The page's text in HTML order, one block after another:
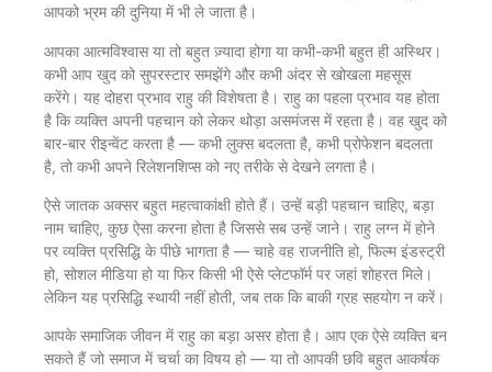
आपको भ्रम की दुनिया में भी ले जाता है।
आपका आत्मविश्वास या तो बहुत ज़्यादा होगा या कभी-कभी बहुत ही अस्थिर।
कभी आप खुद को सुपरस्टार समझेंगे और कभी अंदर से खोखला महसूस
करेंगे। यह दोहरा प्रभाव राहु की विशेषता है। राहु का पहला प्रभाव यह होता
है कि व्यक्ति अपनी पहचान को लेकर थोड़ा असमंजस में रहता है। वह खुद को
बार-बार रीइन्वेंट करता है — कभी लुक्स बदलता है, कभी प्रोफेशन बदलता
है, तो कभी अपने रिलेशनशिप्स को नए तरीके से देखने लगता है।
ऐसे जातक अक्सर बहुत महत्वाकांक्षी होते हैं। उन्हें बड़ी पहचान चाहिए, बड़ा
नाम चाहिए, कुछ ऐसा करना होता है जिससे सब उन्हें जाने। राहु लग्न में होने
पर व्यक्ति प्रसिद्धि के पीछे भागता है — चाहे वह राजनीति हो, फिल्म इंडस्ट्री
हो, सोशल मीडिया हो या फिर किसी भी ऐसे प्लेटफॉर्म पर जहां शोहरत मिले।
लेकिन यह प्रसिद्धि स्थायी नहीं होती, जब तक कि बाकी ग्रह सहयोग न करें।
आपके समाजिक जीवन में राहु का बड़ा असर होता है। आप एक ऐसे व्यक्ति बन
सकते हैं जो समाज में चर्चा का विषय हो — या तो आपकी छवि बहुत आकर्षक